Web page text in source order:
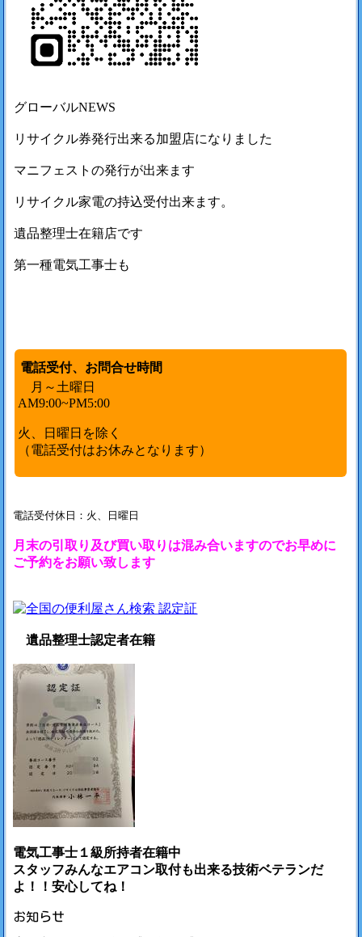
グローバルNEWS
リサイクル券発行出来る加盟店になりました
マニフェストの発行が出来ます
リサイクル家電の持込受付出来ます。
遺品整理士在籍店です
第一種電気工事士も
電話受付、お問合せ時間
月～土曜日
AM9:00~PM5:00
火、日曜日を除く
（電話受付はお休みとなります）
電話受付休日：火、日曜日
月末の引取り及び買い取りは混み合いますのでお早めに
ご予約をお願い致します
遺品整理士認定者在籍
電気工事士１級所持者在籍中
スタッフみんなエアコン取付も出来る技術ベテランだ
よ！！安心してね！
お知らせ